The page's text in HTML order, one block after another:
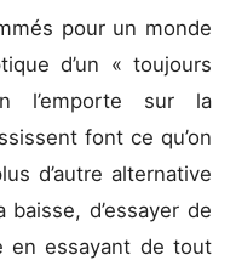
pour un monde
d’un « toujours
l’emporte sur la
font ce qu’on
d’autre alternative
d’essayer de
en essayant de tout